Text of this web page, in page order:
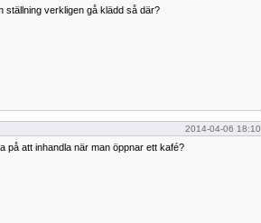
ställning verkligen gå klädd så där?
2014-04-06 18:10
på att inhandla när man öppnar ett kafé?